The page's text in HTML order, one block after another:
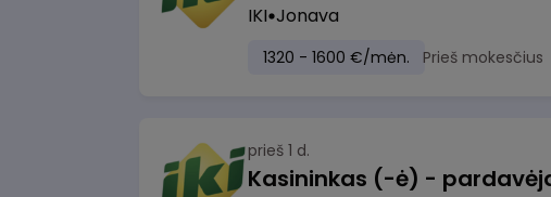
IKI Jonava
1320 - 1600 €/mėn. Prieš mokesčius
prieš 1 d.